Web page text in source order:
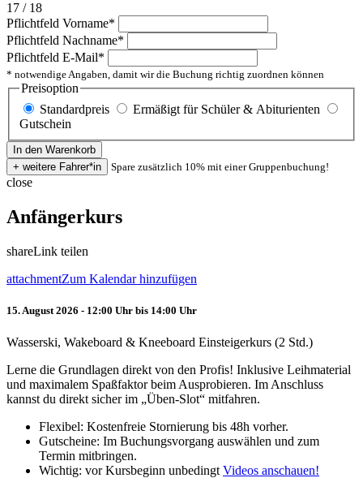
17 / 18
Pflichtfeld Vorname*
Pflichtfeld Nachname*
Pflichtfeld E-Mail*
* notwendige Angaben, damit wir die Buchung richtig zuordnen können
Preisoption
Standardpreis
Ermäßigt für Schüler & Abiturienten
Gutschein
Spare zusätzlich 10% mit einer Gruppenbuchung!
close
Anfängerkurs
shareLink teilen
attachmentZum Kalendar hinzufügen
15. August 2026 - 12:00 Uhr bis 14:00 Uhr
Wasserski, Wakeboard & Kneeboard Einsteigerkurs (2 Std.)
Lerne die Grundlagen direkt von den Profis! Inklusive Leihmaterial
und maximalem Spaßfaktor beim Ausprobieren. Im Anschluss
kannst du direkt sicher im „Üben-Slot“ mitfahren.
Flexibel: Kostenfreie Stornierung bis 48h vorher.
Gutscheine: Im Buchungsvorgang auswählen und zum
Termin mitbringen.
Wichtig: vor Kursbeginn unbedingt Videos anschauen!